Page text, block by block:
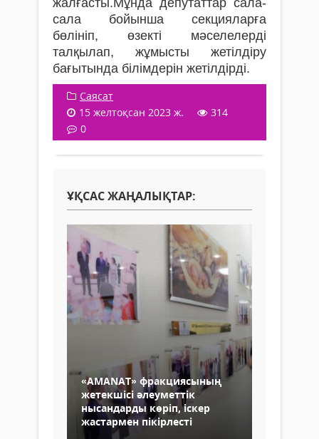
сала бойынша секцияларға
бөлініп, өзекті мәселелерді
талқылап, жұмысты жетілдіру
бағытында білімдерін жетілдірді.
Саясат
15 желтоқсан 2023 ж.
314
0
ҰҚСАС ЖАҢАЛЫҚТАР:
«AMANAT» фракциясының
жетекшісі әлеуметтік
нысандарды көріп, іскер
жастармен пікірлесті